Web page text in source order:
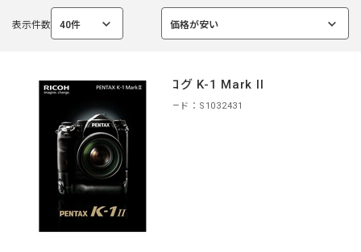
開
表示件数 40件
選
価格が安い
選
カタログ K-1 Mark II
商品コード：S1032431